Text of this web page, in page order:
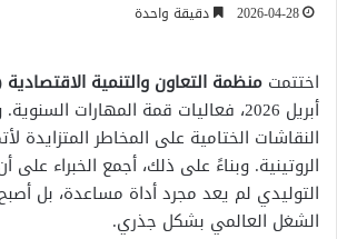
2026-04-28 دقيقة واحدة
اختتمت منظمة التعاون والتنمية الاقتصادية
أبريل 2026، فعاليات قمة المهارات
النقاشات الختامية على المخاطر المتزايدة
الروتينية. وبناءً على ذلك، أجمع الخبراء على
التوليدي لم يعد مجرد أداة مساعدة، بل
الشغل العالمي بشكل جذري.